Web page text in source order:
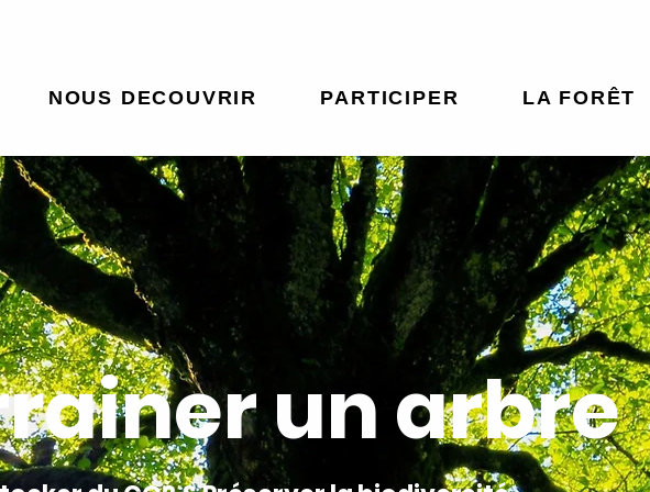
NOUS DECOUVRIR PARTICIPER LA FORÊT
un arbre